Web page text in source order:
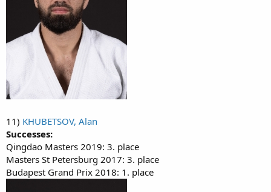
11) KHUBETSOV, Alan
Successes:
Qingdao Masters 2019: 3. place
Masters St Petersburg 2017: 3. place
Budapest Grand Prix 2018: 1. place